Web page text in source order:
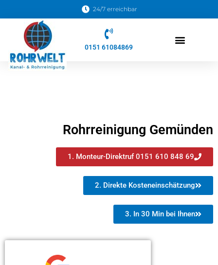
24/7 erreichbar
0151 61084869
Rohrreinigung Gemünden
1. Monteur-Direktruf 0151 610 848 69
2. Direkte Kosteneinschätzung
3. In 30 Min bei Ihnen